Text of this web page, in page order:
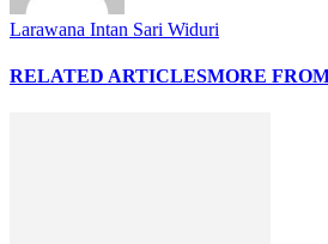
Larawana Intan Sari Widuri
RELATED ARTICLESMORE